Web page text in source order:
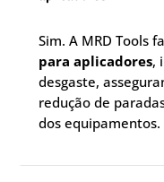
Sim. A MRD Tools
para aplicadores,
desgaste,
redução de
dos equipamentos.